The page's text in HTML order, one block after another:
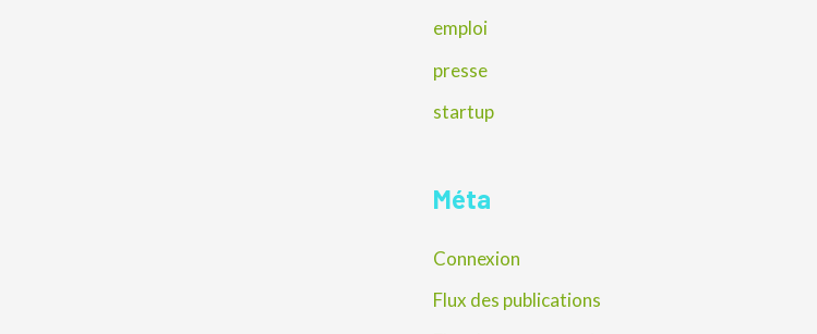
emploi
presse
startup
Méta
Connexion
Flux des publications